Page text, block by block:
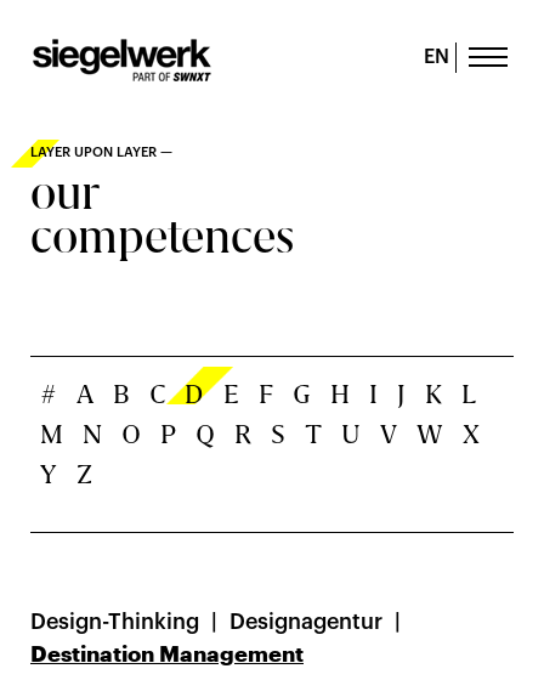
EN
LAYER UPON LAYER —
our
competences
# A B C D E F G H I J K
L
M
N O P Q R S T U V W
X
Y
Z
Design-Thinking
Designagentur
Destination Management